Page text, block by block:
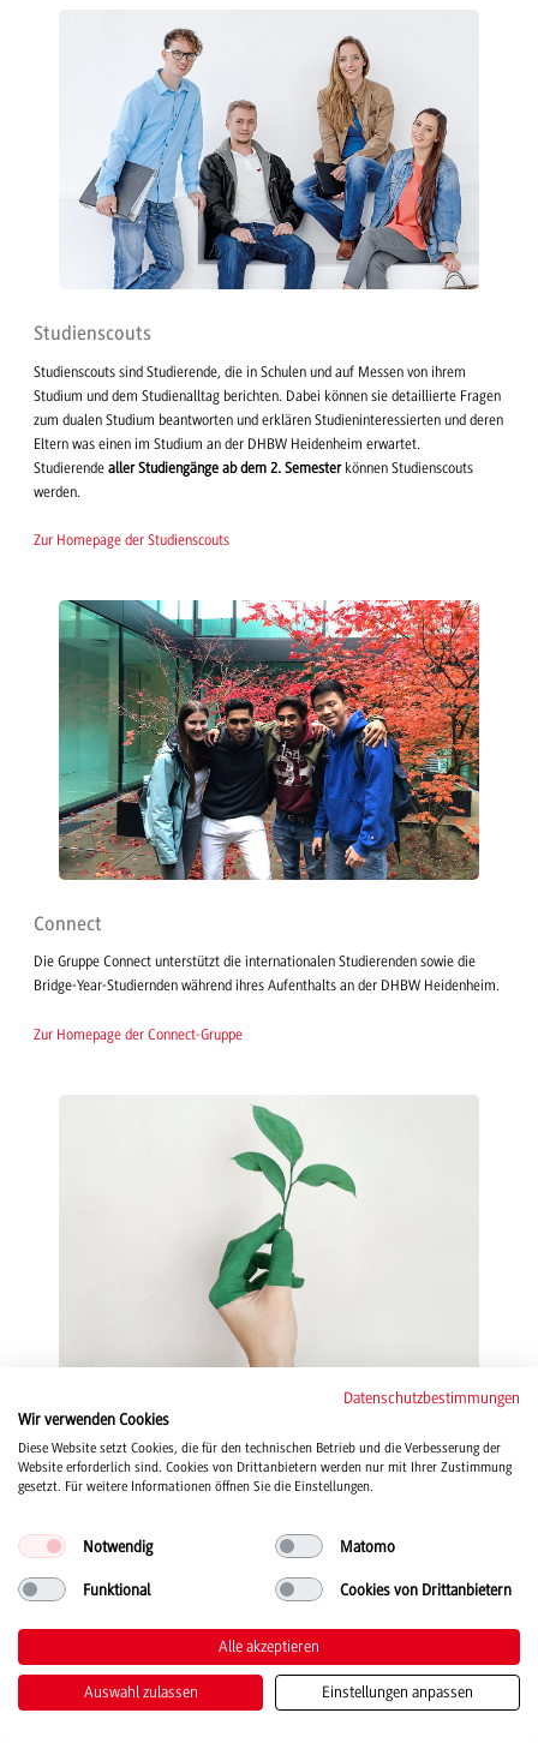
Studienscouts
Studienscouts sind Studierende, die in Schulen und auf Messen von ihrem
Studium und dem Studienalltag berichten. Dabei können sie detaillierte Fragen
zum dualen Studium beantworten und erklären Studieninteressierten und deren
Eltern was einen im Studium an der DHBW Heidenheim erwartet.
Studierende aller Studiengänge ab dem 2. Semesterkönnen Studienscouts
werden.
Zur Homepage der Studienscouts
Connect
Die Gruppe Connect unterstützt die internationalen Studierenden sowie die
Bridge-Year-Studiernden während ihres Aufenthalts an der DHBW Heidenheim.
Zur Homepage der Connect-Gruppe
AK Nachhaltigkeit
An der DHBW wird Nachhaltigkeit als gemeinsame Aufgabe verstanden.
Professor*innen, Mitarbeitende und Studierende arbeiten in Projekten und
Zum AK Nachhaltigkeit
VWI Hochschulgruppe Heidenheim
Datenschutzbestimmungen
Wir verwenden Cookies
Diese Website setzt Cookies, die für den technischen Betrieb und die Verbesserung der
Website erforderlich sind. Cookies von Drittanbietern werden nur mit Ihrer Zustimmung
gesetzt. Für weitere Informationen öffnen Sie die Einstellungen.
Notwendig Matomo
Funktional Cookies von Drittanbietern
Alle akzeptieren
Auswahl zulassen Einstellungen anpassen